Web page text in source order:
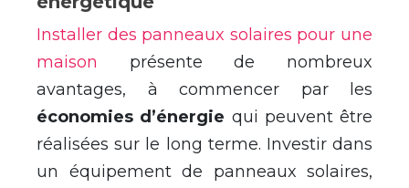
Installer des panneaux solaires pour une
maison présente de nombreux
avantages, à commencer par les
économies d’énergie qui peuvent être
réalisées sur le long terme. Investir dans
un équipement de panneaux solaires,